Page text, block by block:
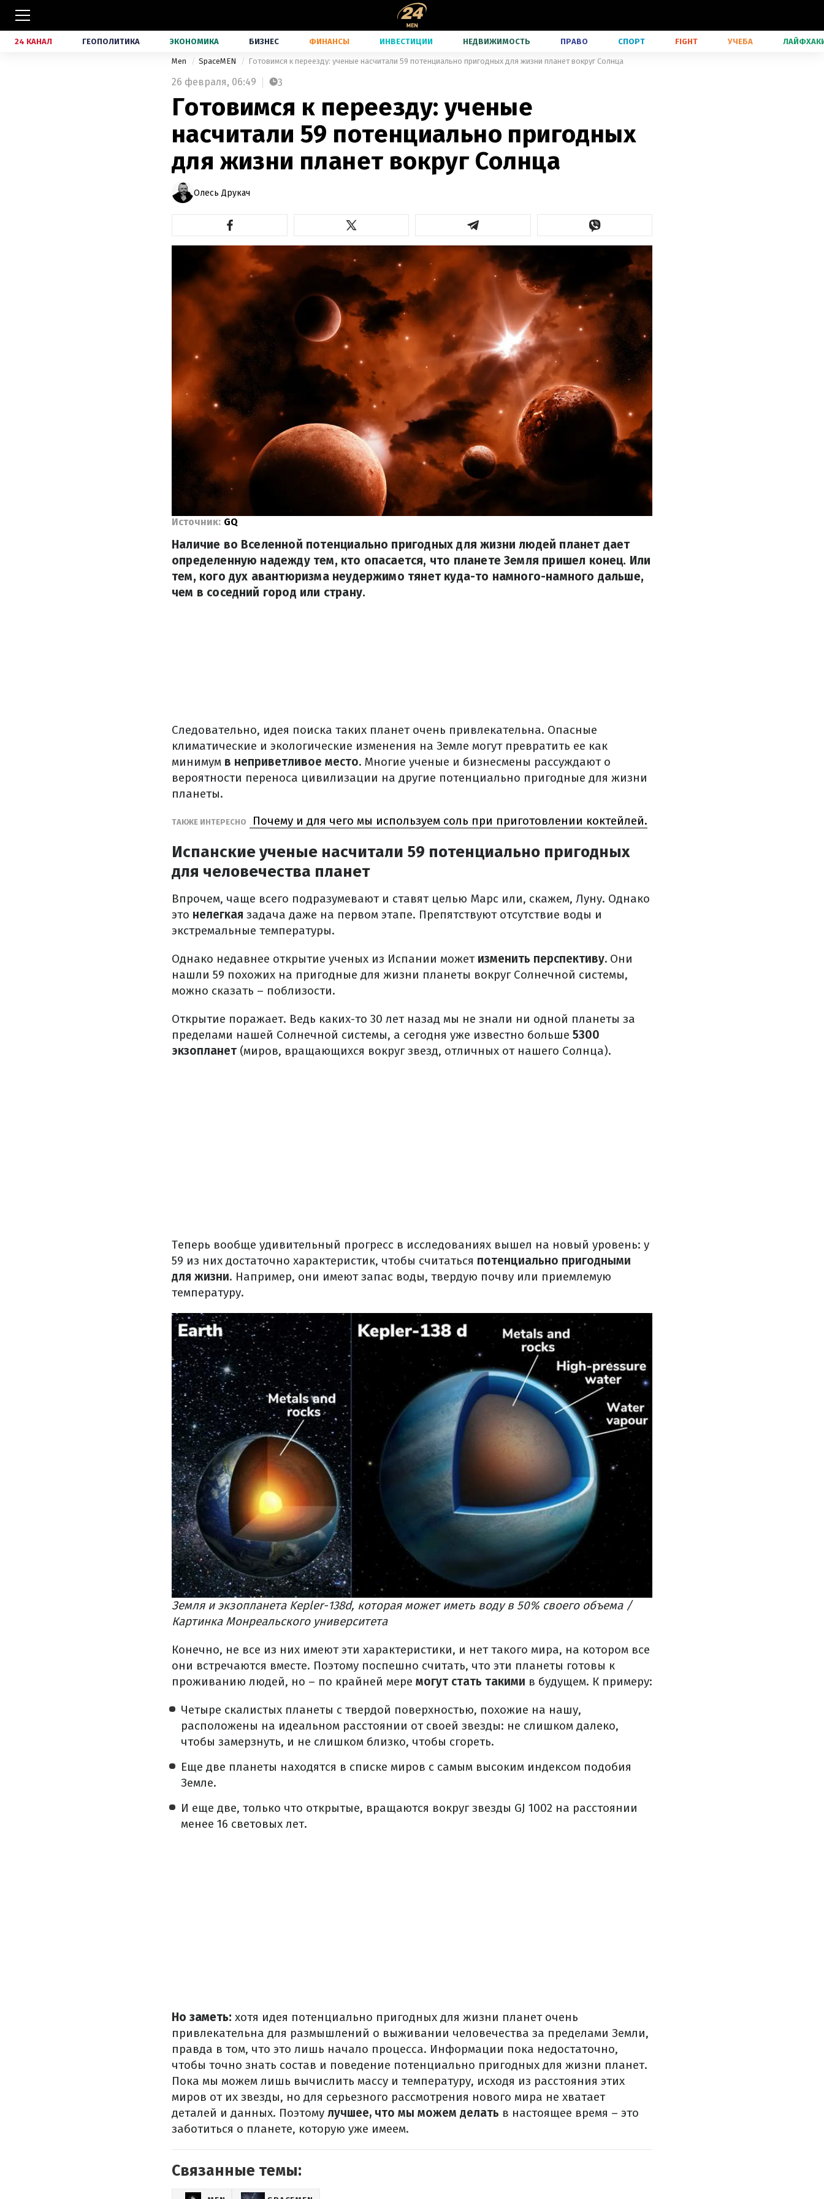
24 КАНАЛ ГЕОПОЛИТИКА ЭКОНОМИКА БИЗНЕС ФИНАНСЫ ИНВЕСТИЦИИ НЕДВИЖИМОСТЬ ПРАВО СПОРТ FIGHT УЧЕБА
Men SpaceMEN Готовимся к переезду: ученые насчитали 59 потенциально пригодных для жизни планет вокруг Солнца
26 февраля, 06:49 3
Готовимся к переезду: ученые
насчитали 59 потенциально пригодных
для жизни планет вокруг Солнца
Олесь Друкач
Источник: GQ
Наличие во Вселенной потенциально пригодных для жизни людей планет дает
определенную надежду тем, кто опасается, что планете Земля пришел конец. Или
тем, кого дух авантюризма неудержимо тянет куда-то намного-намного дальше,
чем в соседний город или страну.
Следовательно, идея поиска таких планет очень привлекательна. Опасные
климатические и экологические изменения на Земле могут превратить ее как
минимум в неприветливое место. Многие ученые и бизнесмены рассуждают о
вероятности переноса цивилизации на другие потенциально пригодные для жизни
планеты.
ТАКЖЕ ИНТЕРЕСНО Почему и для чего мы используем соль при приготовлении коктейлей.
Испанские ученые насчитали 59 потенциально пригодных
для человечества планет
Впрочем, чаще всего подразумевают и ставят целью Марс или, скажем, Луну. Однако
это нелегкая задача даже на первом этапе. Препятствуют отсутствие воды и
экстремальные температуры.
Однако недавнее открытие ученых из Испании можетизменить перспективу. Они
нашли 59 похожих на пригодные для жизни планеты вокруг Солнечной системы,
можно сказать – поблизости.
Открытие поражает. Ведь каких-то 30 лет назад мы не знали ни одной планеты за
пределами нашей Солнечной системы, а сегодня уже известно больше 5300
экзопланет (миров, вращающихся вокруг звезд, отличных от нашего Солнца).
Теперь вообще удивительный прогресс в исследованиях вышел на новый уровень: у
59 из них достаточно характеристик, чтобы считаться потенциально пригодными
для жизни. Например, они имеют запас воды, твердую почву или приемлемую
температуру.
Земля и экзопланета Kepler-138d, которая может иметь воду в 50% своего объема /
Картинка Монреальского университета
Конечно, не все из них имеют эти характеристики, и нет такого мира, на котором все
они встречаются вместе. Поэтому поспешно считать, что эти планеты готовы к
проживанию людей, но – по крайней мере могут стать такими в будущем. К примеру:
Четыре скалистых планеты с твердой поверхностью, похожие на нашу,
расположены на идеальном расстоянии от своей звезды: не слишком далеко,
чтобы замерзнуть, и не слишком близко, чтобы сгореть.
Еще две планеты находятся в списке миров с самым высоким индексом подобия
Земле.
И еще две, только что открытые, вращаются вокруг звезды GJ 1002 на расстоянии
менее 16 световых лет.
Но заметь: хотя идея потенциально пригодных для жизни планет очень
привлекательна для размышлений о выживании человечества за пределами Земли,
правда в том, что это лишь начало процесса. Информации пока недостаточно,
чтобы точно знать состав и поведение потенциально пригодных для жизни планет.
Пока мы можем лишь вычислить массу и температуру, исходя из расстояния этих
миров от их звезды, но для серьезного рассмотрения нового мира не хватает
деталей и данных. Поэтому лучшее, что мы можем делать в настоящее время – это
заботиться о планете, которую уже имеем.
Связанные темы: